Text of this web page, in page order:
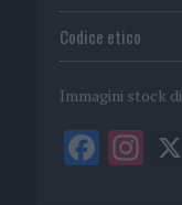
Codice etico
Immagini stock di